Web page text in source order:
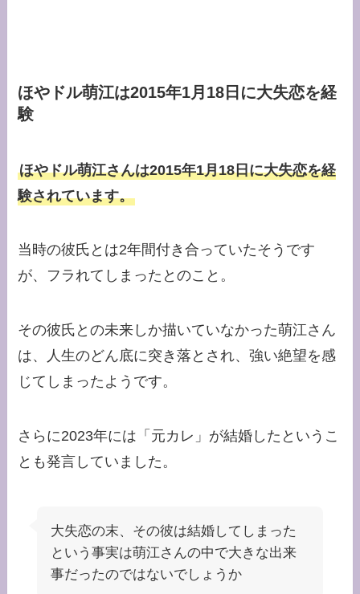
ほやドル萌江は2015年1月18日に大失恋を経
験
ほやドル萌江さんは2015年1月18日に大失恋を経
験されています。
当時の彼氏とは2年間付き合っていたそうです
が、フラれてしまったとのこと。
その彼氏との未来しか描いていなかった萌江さん
は、人生のどん底に突き落とされ、強い絶望を感
じてしまったようです。
さらに2023年には「元カレ」が結婚したというこ
とも発言していました。
大失恋の末、その彼は結婚してしまった
という事実は萌江さんの中で大きな出来
事だったのではないでしょうか